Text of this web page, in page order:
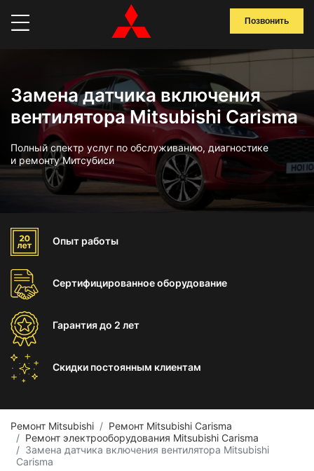
Позвонить
Замена датчика включения
вентилятора Mitsubishi Carisma
Полный спектр услуг по обслуживанию, диагностике
и ремонту Митсубиси
Опыт работы
Сертифицированноеоборудование
Гарантиядо 2 лет
Скидки постоянным клиентам
Ремонт Mitsubishi
Ремонт Mitsubishi Carisma
Ремонт электрооборудования Mitsubishi Carisma
Замена датчика включения вентилятора Mitsubishi
Carisma